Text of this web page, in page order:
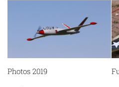
Photos 2019